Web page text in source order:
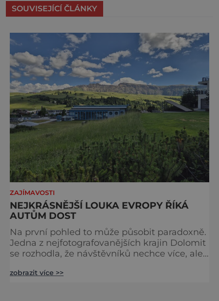
SOUVISEJÍCÍ ČLÁNKY
ZAJÍMAVOSTI
NEJKRÁSNĚJŠÍ LOUKA EVROPY ŘÍKÁ
AUTŮM DOST
Na první pohled to může působit paradoxně.
Jedna z nejfotografovanějších krajin Dolomit
se rozhodla, že návštěvníků nechce více, ale
louka v Evropě, zavádí od léta 2026 nová
zobrazit více >>